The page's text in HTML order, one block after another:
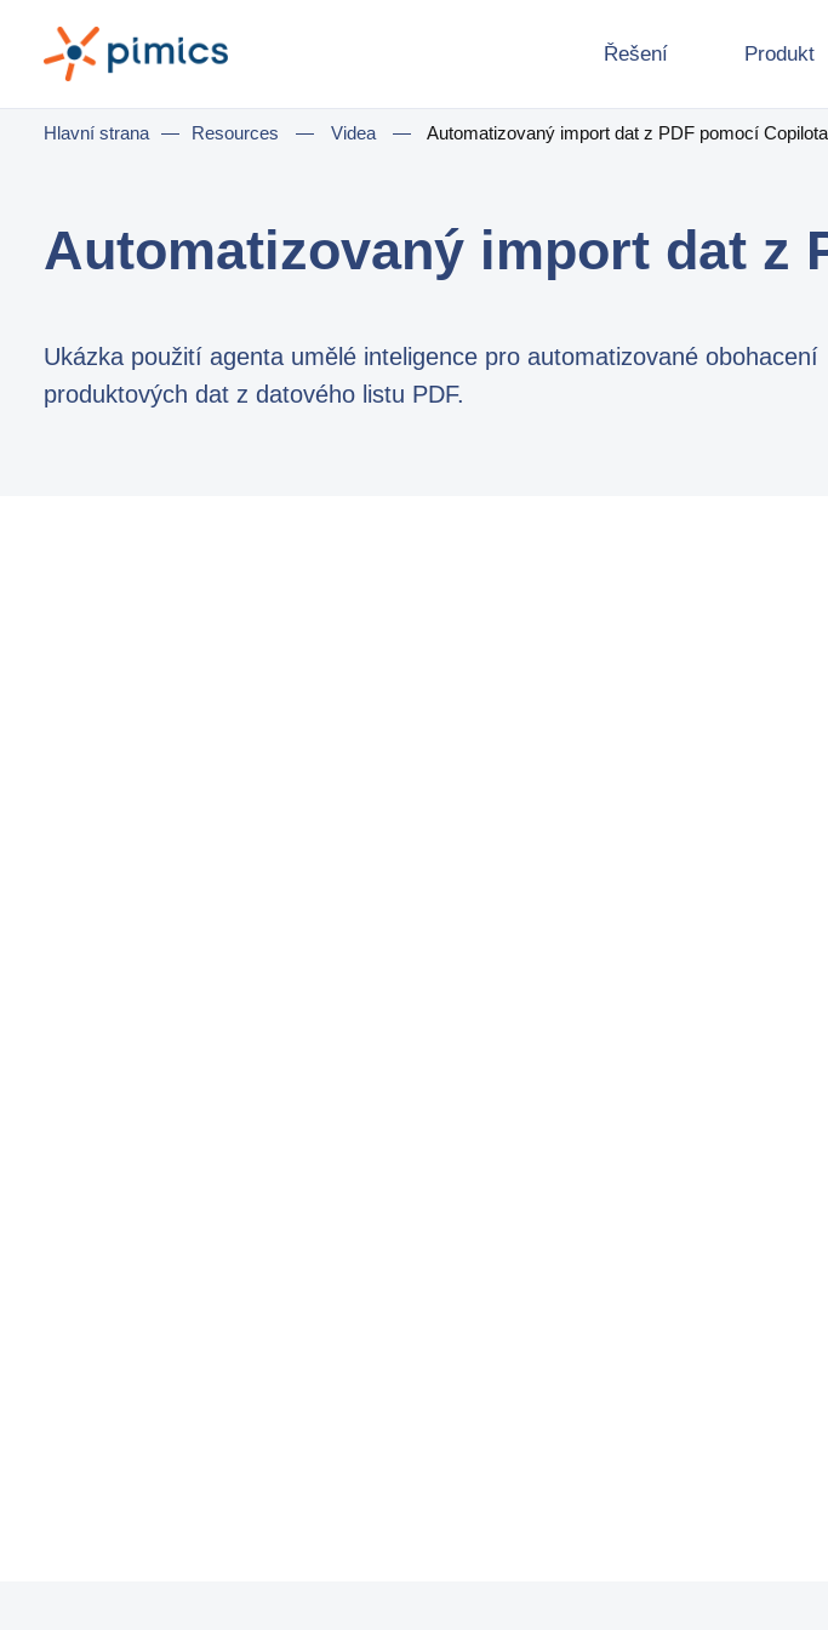
Řešení Produkt
Hlavní strana — Resources — Videa — Automatizovaný import dat z PDF pomocí Copilota
Automatizovaný import dat z
Ukázka použití agenta umělé inteligence pro automatizované obohacení
produktových dat z datového listu PDF.